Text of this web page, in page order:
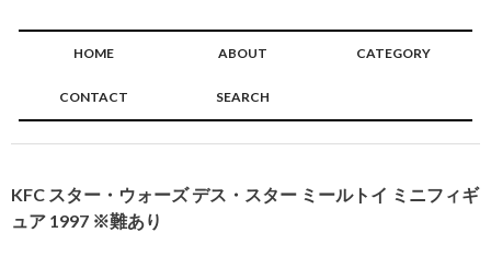
HOME ABOUT CATEGORY
CONTACT SEARCH
KFC スター・ウォーズ デス・スター ミールトイ ミニフィギ
ュア 1997 ※難あり